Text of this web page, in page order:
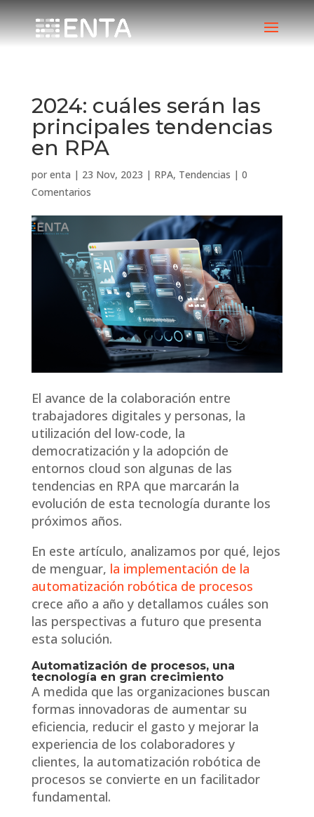
2024: cuáles serán las
principales tendencias
en RPA
por enta | 23 Nov, 2023 | RPA, Tendencias | 0
Comentarios
El avance de la colaboración entre
trabajadores digitales y personas, la
utilización del low-code, la
democratización y la adopción de
entornos cloud son algunas de las
tendencias en RPA que marcarán la
evolución de esta tecnología durante los
próximos años.
En este artículo, analizamos por qué, lejos
de menguar, la implementación de la
automatización robótica de procesos
crece año a año y detallamos cuáles son
las perspectivas a futuro que presenta
esta solución.
Automatización de procesos, una
tecnología en gran crecimiento
A medida que las organizaciones buscan
formas innovadoras de aumentar su
eficiencia, reducir el gasto y mejorar la
experiencia de los colaboradores y
clientes, la automatización robótica de
procesos se convierte en un facilitador
fundamental.